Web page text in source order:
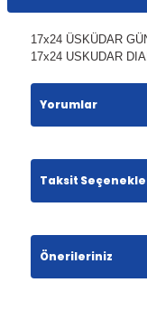
17x24 ÜSKÜDAR
17x24 USKUDAR
Yorumlar
Bu
Taksit
Önerileriniz